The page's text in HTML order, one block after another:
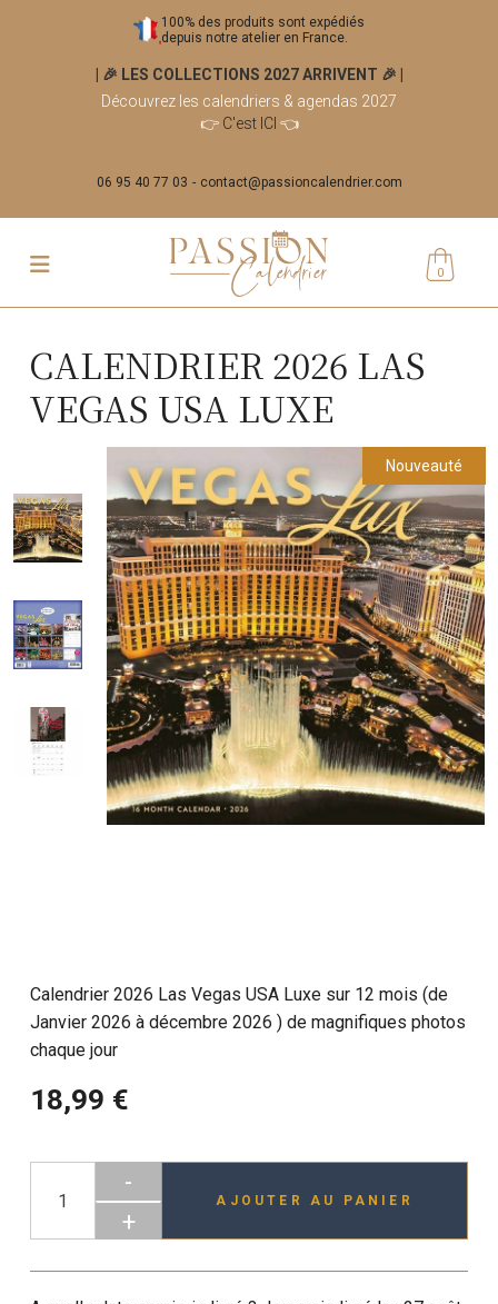
100% des produits sont expédiés
depuis notre atelier en France.
| 🎉 LES COLLECTIONS 2027 ARRIVENT 🎉
Découvrez les calendriers & agendas 2027
👉 C'est ICI 👈
06 95 40 77 03 contact@passioncalendrier.com
0
CALENDRIER 2026 LAS
VEGAS USA LUXE
Nouveauté
Calendrier 2026 Las Vegas USA Luxe sur 12 mois (de
Janvier 2026 à décembre 2026 ) de magnifiques photos
chaque jour
18,99 €
-
+
AJOUTER AU PANIER